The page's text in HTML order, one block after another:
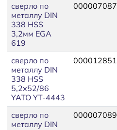
сверло по
металлу DIN
338 HSS
3,2мм EGA
619
000007087
сверло по
металлу DIN
338 HSS
5,2х52/86
YATO YT-4443
000012851
сверло по
металлу DIN
000007089